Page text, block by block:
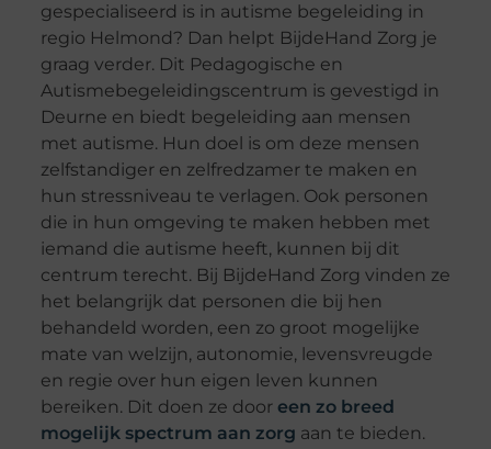
gespecialiseerd is in autisme begeleiding in
regio Helmond? Dan helpt BijdeHand Zorg je
graag verder. Dit Pedagogische en
Autismebegeleidingscentrum is gevestigd in
Deurne en biedt begeleiding aan mensen
met autisme. Hun doel is om deze mensen
zelfstandiger en zelfredzamer te maken en
hun stressniveau te verlagen. Ook personen
die in hun omgeving te maken hebben met
iemand die autisme heeft, kunnen bij dit
centrum terecht. Bij BijdeHand Zorg vinden ze
het belangrijk dat personen die bij hen
behandeld worden, een zo groot mogelijke
mate van welzijn, autonomie, levensvreugde
en regie over hun eigen leven kunnen
bereiken. Dit doen ze door een zo breed
mogelijk spectrum aan zorg aan te bieden.